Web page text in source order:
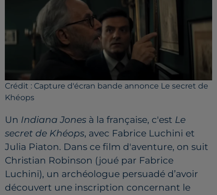
Crédit : Capture d'écran bande annonce Le secret de
Khéops
Un Indiana Jones à la française, c'est Le
secret de Khéops, avec Fabrice Luchini et
Julia Piaton. Dans ce film d'aventure, on suit
Christian Robinson (joué par Fabrice
Luchini), un archéologue persuadé d’avoir
découvert une inscription concernant le